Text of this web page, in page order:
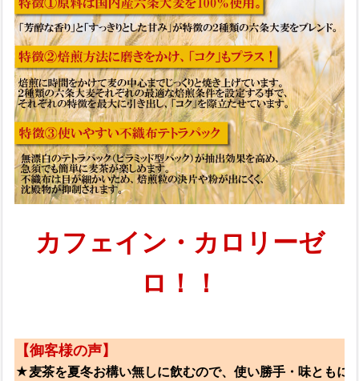
カフェイン・カロリーゼ
ロ！！
【御客様の声】
★麦茶を夏冬お構い無しに飲むので、使い勝手・味ともに